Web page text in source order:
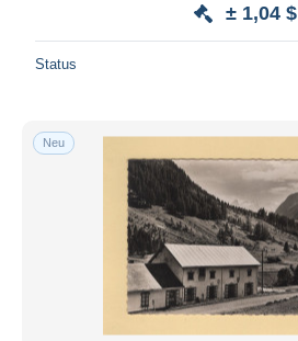
Wohnsitz des Verkäufers
Übernehmen
± 1,04 $
Status
Neu